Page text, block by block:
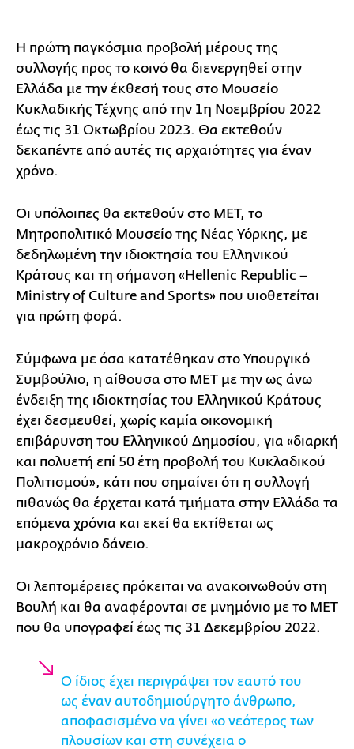
Η πρώτη παγκόσμια προβολή μέρους της
συλλογής προς το κοινό θα διενεργηθεί στην
Ελλάδα με την έκθεσή τους στο Μουσείο
Κυκλαδικής Τέχνης από την 1η Νοεμβρίου 2022
έως τις 31 Οκτωβρίου 2023. Θα εκτεθούν
δεκαπέντε από αυτές τις αρχαιότητες για έναν
χρόνο.
Οι υπόλοιπες θα εκτεθούν στο ΜΕΤ, το
Μητροπολιτικό Μουσείο της Νέας Υόρκης, με
δεδηλωμένη την ιδιοκτησία του Ελληνικού
Κράτους και τη σήμανση «Hellenic Republic –
Ministry of Culture and Sports» που υιοθετείται
για πρώτη φορά.
Σύμφωνα με όσα κατατέθηκαν στο Υπουργικό
Συμβούλιο, η αίθουσα στο ΜΕΤ με την ως άνω
ένδειξη της ιδιοκτησίας του Ελληνικού Κράτους
έχει δεσμευθεί, χωρίς καμία οικονομική
επιβάρυνση του Ελληνικού Δημοσίου, για «διαρκή
και πολυετή επί 50 έτη προβολή του Κυκλαδικού
Πολιτισμού», κάτι που σημαίνει ότι η συλλογή
πιθανώς θα έρχεται κατά τμήματα στην Ελλάδα τα
επόμενα χρόνια και εκεί θα εκτίθεται ως
μακροχρόνιο δάνειο.
Οι λεπτομέρειες πρόκειται να ανακοινωθούν στη
Βουλή και θα αναφέρονται σε μνημόνιο με το ΜΕΤ
που θα υπογραφεί έως τις 31 Δεκεμβρίου 2022.
Ο ίδιος έχει περιγράψει τον εαυτό του
ως έναν αυτοδημιούργητο άνθρωπο,
αποφασισμένο να γίνει «ο νεότερος των
πλουσίων και στη συνέχεια ο